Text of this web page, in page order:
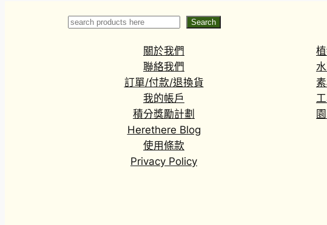
Search Search
關於我們
聯絡我們
訂單/付款/退換貨
我的帳戶
積分獎勵計劃
Herethere Blog
使用條款
Privacy Policy